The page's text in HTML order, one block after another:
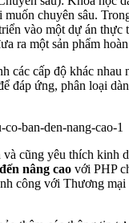
chuyên sâu.
vào một dự án thực
ra một sản phẩm
các cấp độ khác nhau
đáp ứng, phân loại
cũng yêu thích kinh
nâng cao với PHP
công với Thương